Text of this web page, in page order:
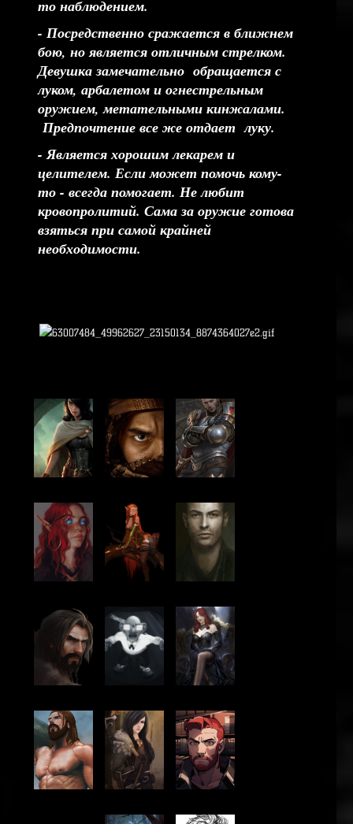
то наблюдением.
- Посредственно сражается в ближнем
бою, но является отличным стрелком.
Девушка замечательно обращается с
луком, арбалетом и огнестрельным
оружием, метательными кинжалами.
Предпочтение все же отдает луку.
- Является хорошим лекарем и
целителем. Если может помочь кому-
то - всегда помогает. Не любит
кровопролитий. Сама за оружие готова
взяться при самой крайней
необходимости.